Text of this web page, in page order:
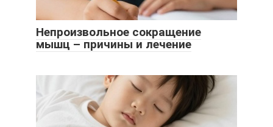
Непроизвольное сокращение
мышц – причины и лечение